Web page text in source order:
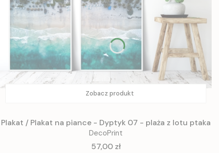
Zobacz produkt
Plakat / Plakat na piance - Dyptyk 07 - plaża z lotu ptaka
DecoPrint
Cena
57,00 zł